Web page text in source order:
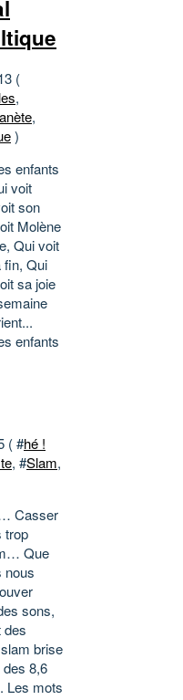
(
,
,
)
enfants
voit
son
Molène
Qui voit
fin, Qui
sa joie
enfants
( #hé !
, #Slam,
Casser
trop
Que
nous
sons,
des
brise
8,6
Les mots